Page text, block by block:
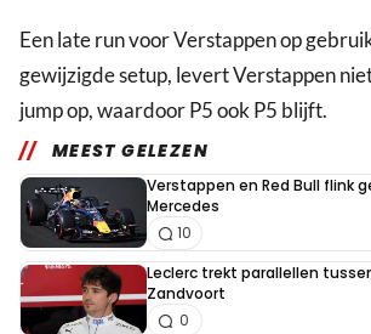
Een late run voor Verstappen op
gewijzigde setup, levert Verstappen
jump op, waardoor P5 ook P5 blijft.
MEEST GELEZEN
Verstappen en Red Bull flink
Mercedes
10
Leclerc trekt parallellen
Zandvoort
0